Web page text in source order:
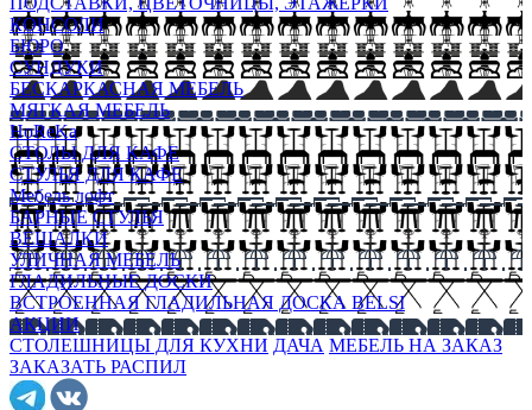
КОНСОЛИ
БЮРО
СУНДУКИ
БЕСКАРКАСНАЯ МЕБЕЛЬ
МЯГКАЯ МЕБЕЛЬ
HoReKa
СТОЛЫ ДЛЯ КАФЕ
СТУЛЬЯ ДЛЯ КАФЕ
Мебель лофт
БАРНЫЕ СТУЛЬЯ
ВЕШАЛКИ
УЛИЧНАЯ МЕБЕЛЬ
ГЛАДИЛЬНЫЕ ДОСКИ
ВСТРОЕННАЯ ГЛАДИЛЬНАЯ ДОСКА BELSI
АКЦИИ
СТОЛЕШНИЦЫ ДЛЯ КУХНИ ДАЧА МЕБЕЛЬ НА ЗАКАЗ
ЗАКАЗАТЬ РАСПИЛ